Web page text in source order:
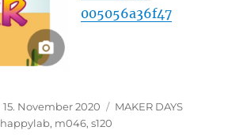
005056a36f47
Veröffentlicht
am
15. November 2020 Kategorien
MAKER DAYS
Schlagwörter
happylab, m046,s120